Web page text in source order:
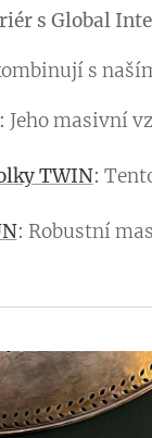
s Global
s
Jeho masivní
TWIN:
: Robustní